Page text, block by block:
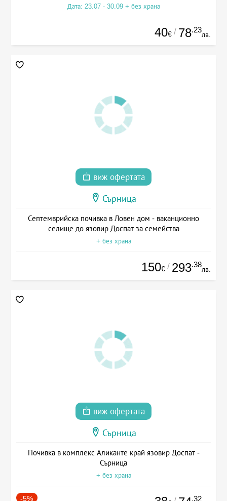
Дата: 23.07 - 30.09 + без храна
40€ / 78.23
лв.
виж офертата
Сърница
Септемврийска почивка в Ловен дом - ваканционно
селище до язовир Доспат за семейства
+ без храна
150€ / 293.38
лв.
виж офертата
Сърница
Почивка в комплекс Аликанте край язовир Доспат -
Сърница
+ без храна
-5% .32